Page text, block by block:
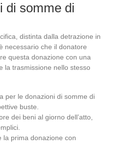
di somme di
distinta dalla detrazione in
necessario che il donatore
questa donazione con una
la trasmissione nello stesso
per le donazioni di somme di
buste.
dei beni al giorno dell’atto,
la prima donazione con